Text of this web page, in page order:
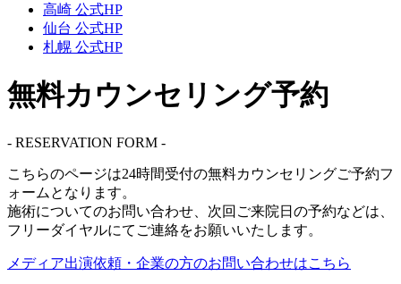
高崎 公式HP
仙台 公式HP
札幌 公式HP
無料カウンセリング予約
- RESERVATION FORM -
こちらのページは24時間受付の無料カウンセリングご予約フ
ォームとなります。
施術についてのお問い合わせ、次回ご来院日の予約などは、
フリーダイヤルにてご連絡をお願いいたします。
メディア出演依頼・企業の方のお問い合わせはこちら